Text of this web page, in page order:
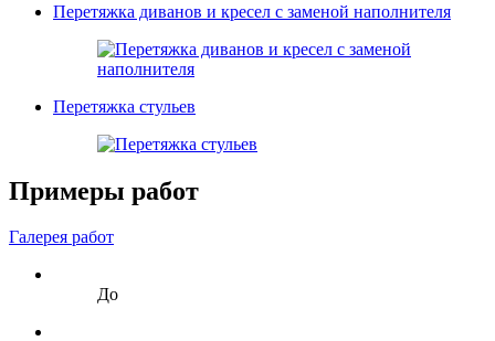
Перетяжка диванов и кресел с заменой наполнителя
Перетяжка стульев
Примеры работ
Галерея работ
До